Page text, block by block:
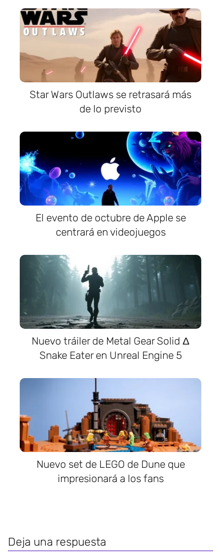
Star Wars Outlaws se retrasará más
de lo previsto
El evento de octubre de Apple se
centrará en videojuegos
Nuevo tráiler de Metal Gear Solid Δ
Snake Eater en Unreal Engine 5
Nuevo set de LEGO de Dune que
impresionará a los fans
Deja una respuesta